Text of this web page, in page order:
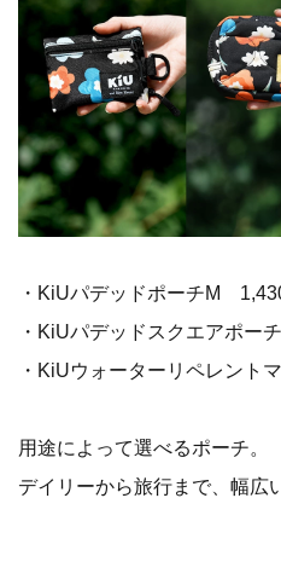
・KiUパデッドポーチM
・KiUパデッドスクエアポー
・KiUウォーターリペレント
用途によって選べるポーチ。
デイリーから旅行まで、幅広